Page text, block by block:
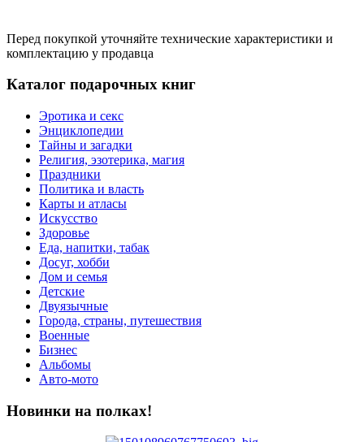
Перед покупкой уточняйте технические характеристики и
комплектацию у продавца
Каталог подарочных книг
Эротика и секс
Энциклопедии
Тайны и загадки
Религия, эзотерика, магия
Праздники
Политика и власть
Карты и атласы
Искусство
Здоровье
Еда, напитки, табак
Досуг, хобби
Дом и семья
Детские
Двуязычные
Города, страны, путешествия
Военные
Бизнес
Альбомы
Авто-мото
Новинки на полках!